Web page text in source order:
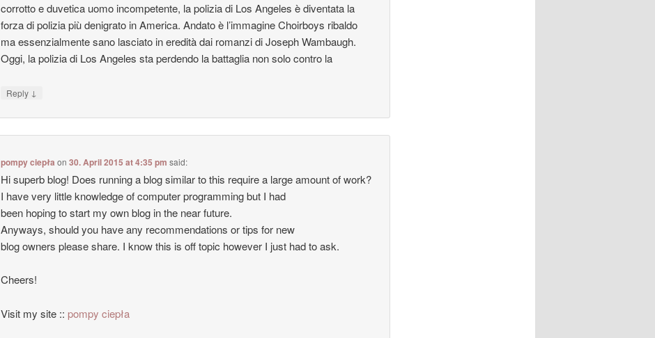
corrotto e duvetica uomo incompetente, la polizia di Los Angeles è diventata la
forza di polizia più denigrato in America. Andato è l’immagine Choirboys ribaldo
ma essenzialmente sano lasciato in eredità dai romanzi di Joseph Wambaugh.
Oggi, la polizia di Los Angeles sta perdendo la battaglia non solo contro la
Reply ↓
pompy ciepła on30. April 2015 at 4:35 pm said:
Hi superb blog! Does running a blog similar to this require a large amount of work?
I have very little knowledge of computer programming but I had
been hoping to start my own blog in the near future.
Anyways, should you have any recommendations or tips for new
blog owners please share. I know this is off topic however I just had to ask.
Cheers!
Visit my site ::pompy ciepła